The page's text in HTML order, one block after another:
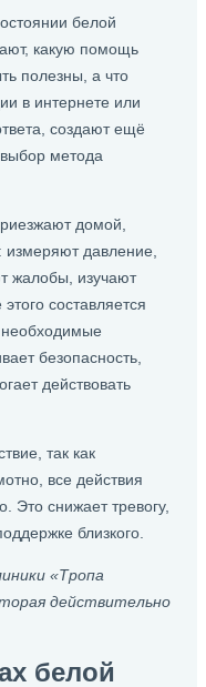
белой
какую помощь
полезны, а что
в интернете или
создают ещё
метода
домой,
измеряют давление,
жалобы, изучают
составляется
безопасность,
действовать
так как
все действия
Это снижает тревогу,
близкого.
«Тропа
действительно
белой